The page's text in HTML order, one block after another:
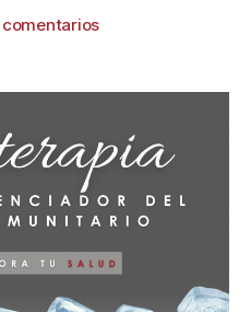
comentarios